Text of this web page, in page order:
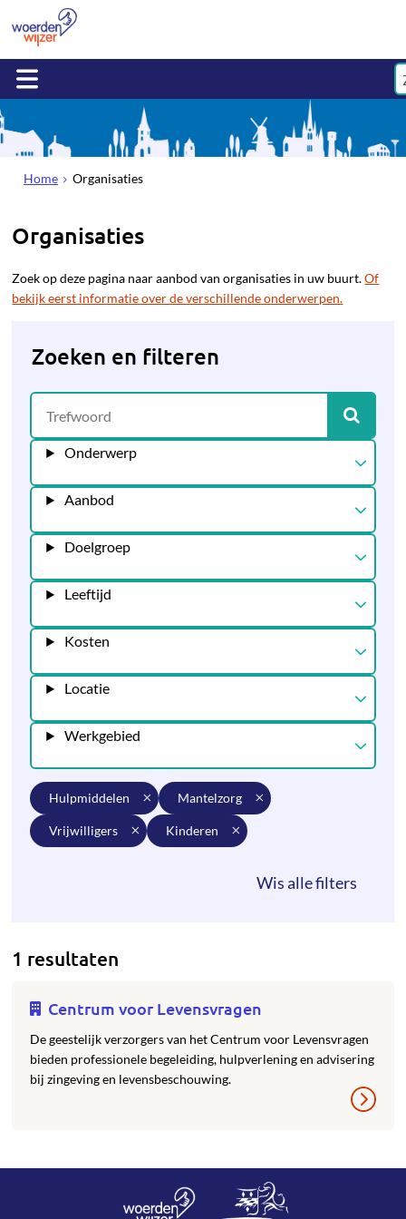
Home Organisaties
Organisaties
Zoek op deze pagina naar aanbod van organisaties in uw buurt.Of
bekijk eerst informatie over de verschillende onderwerpen.
Zoeken en filteren
Onderwerp
Aanbod
Doelgroep
Leeftijd
Kosten
Locatie
Werkgebied
hulpmiddelen mantelzorg
vrijwilligers kinderen
1 resultaten
Centrum voor Levensvragen
De geestelijk verzorgers van het Centrum voor Levensvragen
bieden professionele begeleiding, hulpverlening en advisering
bij zingeving en levensbeschouwing.